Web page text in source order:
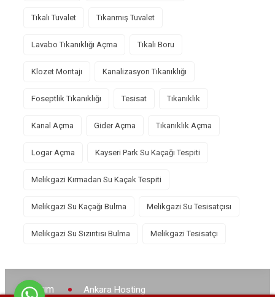
Tıkalı Tuvalet Tıkanmış Tuvalet
Lavabo Tıkanıklığı Açma Tıkalı Boru
Klozet Montajı Kanalizasyon Tıkanıklığı
Foseptlik Tıkanıklığı Tesisat Tıkanıklık
Kanal Açma Gider Açma Tıkanıklık Açma
Logar Açma Kayseri Park Su Kaçağı Tespiti
Melikgazi Kırmadan Su Kaçak Tespiti
Melikgazi Su Kaçağı Bulma Melikgazi Su Tesisatçısı
Melikgazi Su Sızıntısı Bulma Melikgazi Tesisatçı
Tasarım Ankara Hosting